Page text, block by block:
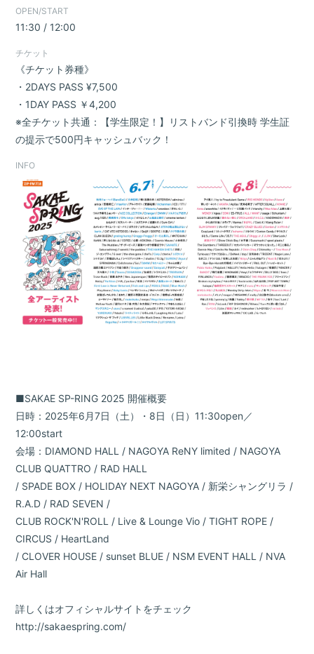
OPEN/START
11:30 / 12:00
チケット
《チケット券種》
・2DAYS PASS ¥7,500
・1DAY PASS ￥4,200
※全チケット共通：【学生限定！】リストバンド引換時 学生証
の提示で500円キャッシュバック！
INFO
■SAKAE SP-RING 2025 開催概要
日時：2025年6月7日（土）・8日（日）11:30open／
12:00start
会場：DIAMOND HALL / NAGOYA ReNY limited / NAGOYA
CLUB QUATTRO / RAD HALL
/ SPADE BOX / HOLIDAY NEXT NAGOYA / 新栄シャングリラ /
R.A.D / RAD SEVEN /
CLUB ROCK'N'ROLL / Live & Lounge Vio / TIGHT ROPE /
CIRCUS / HeartLand
/ CLOVER HOUSE / sunset BLUE / NSM EVENT HALL / NVA
Air Hall
詳しくはオフィシャルサイトをチェック
http://sakaespring.com/